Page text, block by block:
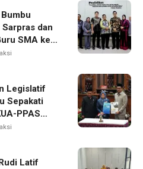
Bumbu
dan
SMA ke
Legislatif
Sepakati
PPAS
Sinergi
Latif